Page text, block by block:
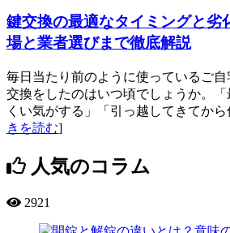
鍵交換の最適なタイミングと劣
場と業者選びまで徹底解説
毎日当たり前のように使っているご
交換をしたのはいつ頃でしょうか。
くい気がする」「引っ越してきてか
きを読む]
人気のコラム
2921